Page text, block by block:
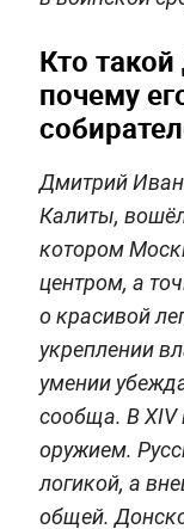
Кто
почему
Дмитрий
Калиты,
котором
центром, а
о красивой
укреплении
умении
сообща. В XIV
оружием.
логикой, а
общей.